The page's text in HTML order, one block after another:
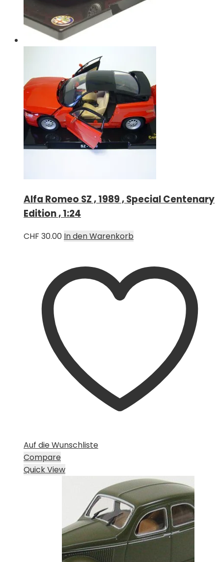
Alfa Romeo SZ , 1989 , Special Centenary
Edition , 1:24
CHF 30.00 In den Warenkorb
Auf die Wunschliste
Compare
Quick View